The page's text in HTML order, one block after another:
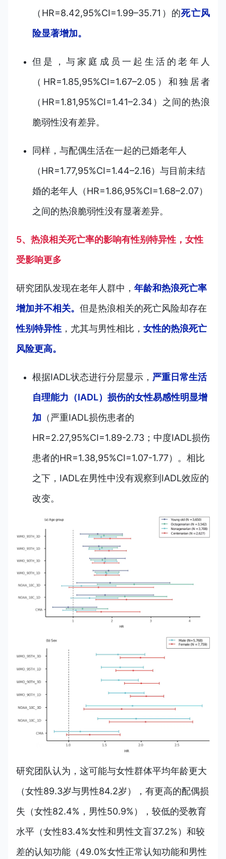
（HR=8.42,95%CI=1.99–35.71）的死亡风
险显著增加。
但是，与家庭成员一起生活的老年人
（HR=1.85,95%CI=1.67–2.05）和独居者
（HR=1.81,95%CI=1.41–2.34）之间的热浪
脆弱性没有差异。
同样，与配偶生活在一起的已婚老年人
（HR=1.77,95%CI=1.44–2.16）与目前未结
婚的老年人（HR=1.86,95%CI=1.68–2.07）
之间的热浪脆弱性没有显著差异。
5、热浪相关死亡率的影响有性别特异性，女性
受影响更多
研究团队发现在老年人群中， 年龄和热浪死亡率
增加并不相关。 但是热浪相关的死亡风险却存在
性别特异性 ，尤其与男性相比， 女性的热浪死亡
风险更高。
根据IADL状态进行分层显示， 严重日常生活
自理能力（IADL）损伤的女性易感性明显增
加 （严重IADL损伤患者的
HR=2.27,95%CI=1.89-2.73；中度IADL损伤
患者的HR=1.38,95%CI=1.07-1.77）。相比
之下，IADL在男性中没有观察到IADL效应的
改变。
研究团队认为，这可能与女性群体平均年龄更大
（女性89.3岁与男性84.2岁），有更高的配偶损
失（女性82.4%，男性50.9%），较低的受教育
水平（女性83.4%女性和男性文盲37.2%）和较
差的认知功能（49.0%女性正常认知功能和男性